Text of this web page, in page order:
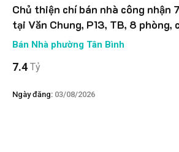
Chủ thiện chí bán nhà công nhận
tại Văn Chung, P13, TB, 8 phòng,
Bán Nhà phường Tân Bình
7.4 Tỷ
Ngày đăng: 03/08/2026